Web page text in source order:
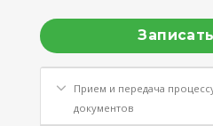
Прием и передача
документов